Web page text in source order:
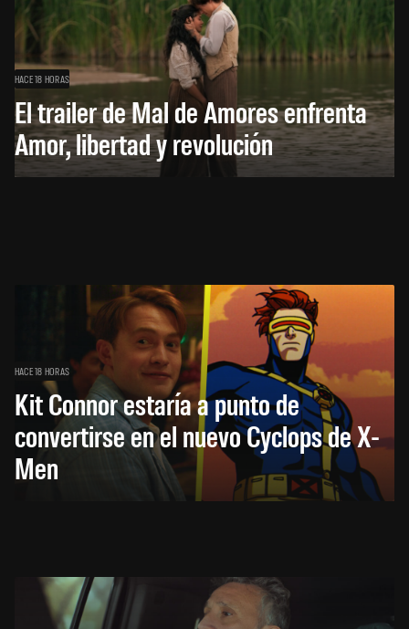
HACE 18 HORAS
El trailer de Mal de Amores enfrenta
Amor, libertad y revolución
HACE 18 HORAS
Kit Connor estaría a punto de
convertirse en el nuevo Cyclops de X-
Men